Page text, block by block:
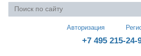
Авторизация
+7 495 215-24-